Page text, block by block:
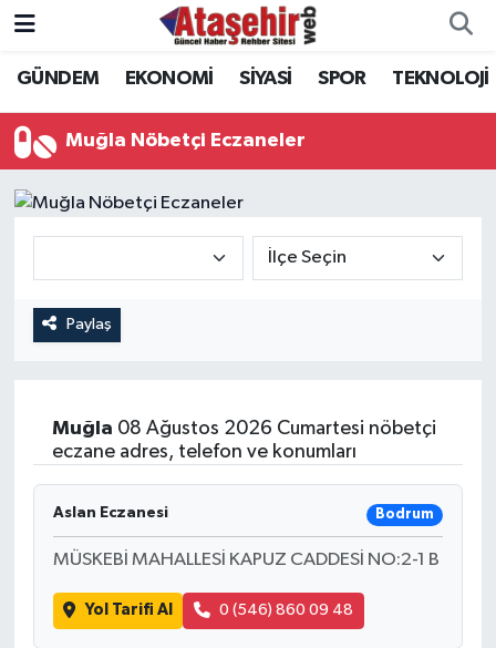
GÜNDEM EKONOMİ SİYASİ SPOR TEKNOLOJİ
Muğla Nöbetçi Eczaneler
Paylaş
Muğla 08 Ağustos 2026 Cumartesi nöbetçi
eczane adres, telefon ve konumları
Aslan Eczanesi Bodrum
MÜSKEBİ MAHALLESİ KAPUZ CADDESİ NO:2-1 B
Yol Tarifi Al 0 (546) 860 09 48
Hava Durumu
Trafik Durumu
Süper Lig Puan Durumu ve Fikstür
Son Dakika Haberleri